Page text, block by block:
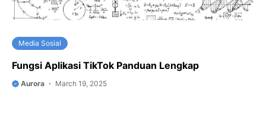
Media Sosial
Fungsi Aplikasi TikTok Panduan Lengkap
Aurora March 19, 2025